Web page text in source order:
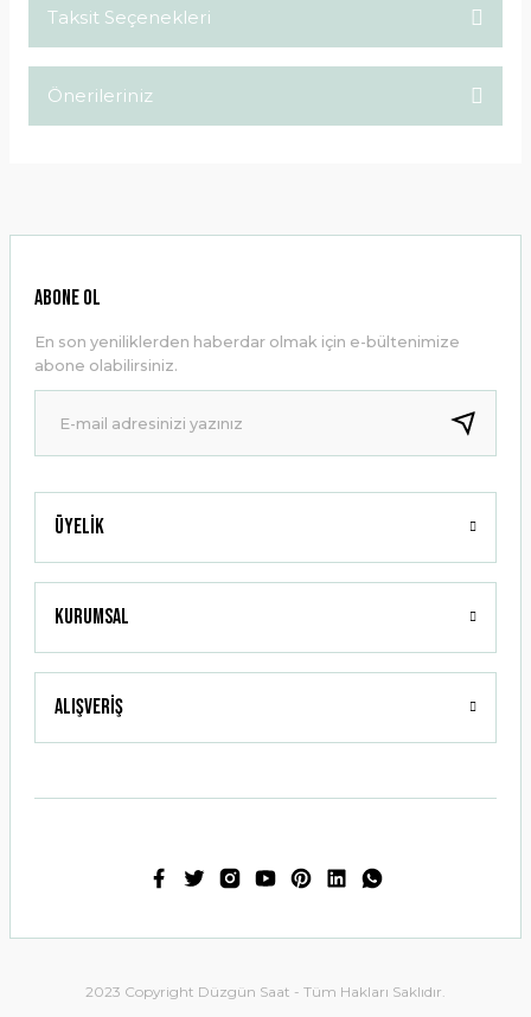
Taksit Seçenekleri
Önerileriniz
Ürün resmi kalitesiz, bozuk veya görüntülenemiyor.
Ürün bilgilerinde hatalar bulunuyor.
Ürün fiyatı diğer sitelerden daha pahalı.
Bu ürüne benzer farklı alternatifler olmalı.
Gönder
Üyelik
Kurumsal
Alışveriş
ABONE OL
En son yeniliklerden haberdar olmak için e-bültenimize
abone olabilirsiniz.
2023 Copyright Düzgün Saat - Tüm Hakları Saklıdır.